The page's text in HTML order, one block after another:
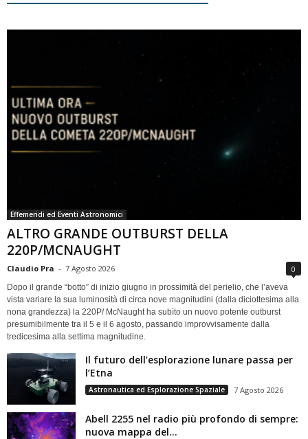
Effemeridi ed Eventi Astronomici
ALTRO GRANDE OUTBURST DELLA
220P/MCNAUGHT
Claudio Pra - 7 Agosto 2026 0
Dopo il grande “botto” di inizio giugno in prossimità del perielio, che l’aveva
vista variare la sua luminosità di circa nove magnitudini (dalla diciottesima alla
nona grandezza) la 220P/ McNaught ha subìto un nuovo potente outburst
presumibilmente tra il 5 e il 6 agosto, passando improvvisamente dalla
tredicesima alla settima magnitudine.
Il futuro dell’esplorazione lunare passa per
l’Etna
Astronautica ed Esplorazione Spaziale 7 Agosto 2026
Abell 2255 nel radio più profondo di sempre:
nuova mappa del...